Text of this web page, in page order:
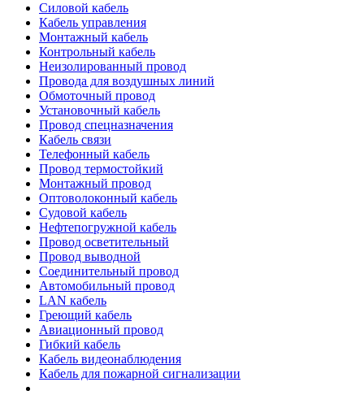
Силовой кабель
Кабель управления
Монтажный кабель
Контрольный кабель
Неизолированный провод
Провода для воздушных линий
Обмоточный провод
Установочный кабель
Провод спецназначения
Кабель связи
Телефонный кабель
Провод термостойкий
Монтажный провод
Оптоволоконный кабель
Судовой кабель
Нефтепогружной кабель
Провод осветительный
Провод выводной
Соединительный провод
Автомобильный провод
LAN кабель
Греющий кабель
Авиационный провод
Гибкий кабель
Кабель видеонаблюдения
Кабель для пожарной сигнализации